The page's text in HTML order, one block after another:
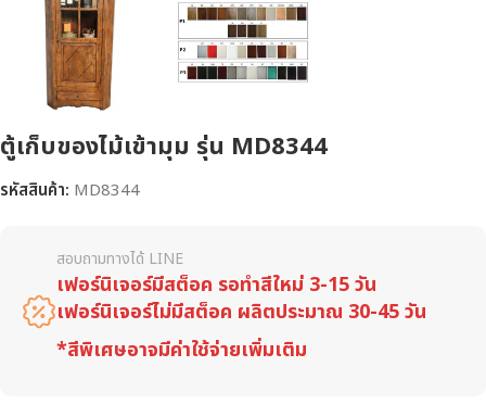
ตู้เก็บของไม้เข้ามุม รุ่น MD8344
รหัสสินค้า: MD8344
สอบถามทางได้ LINE
เฟอร์นิเจอร์มีสต็อค รอทำสีใหม่ 3-15 วัน
เฟอร์นิเจอร์ไม่มีสต็อค ผลิตประมาณ 30-45 วัน
*สีพิเศษอาจมีค่าใช้จ่ายเพิ่มเติม